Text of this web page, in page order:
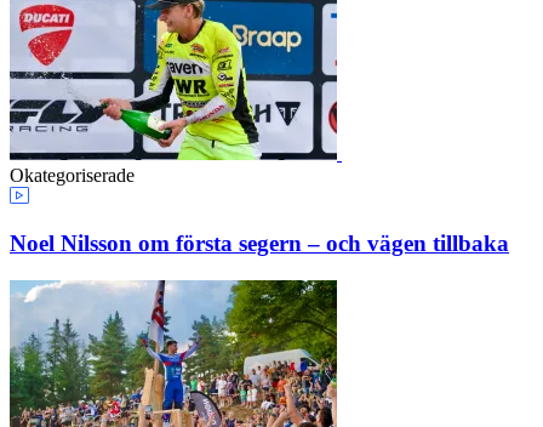
Okategoriserade
Noel Nilsson om första segern – och vägen tillbaka